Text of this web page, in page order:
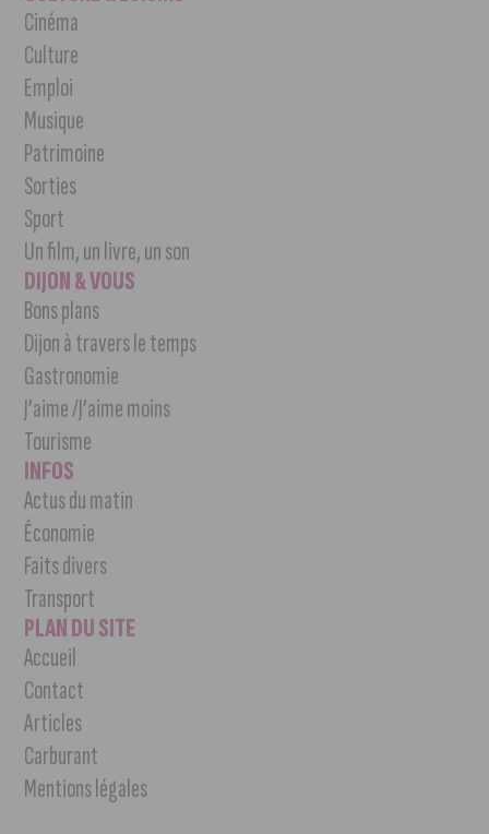
Cinéma
Culture
Emploi
Musique
Patrimoine
Sorties
Sport
Un film, un livre, un son
DIJON & VOUS
Bons plans
Dijon à travers le temps
Gastronomie
J’aime /J’aime moins
Tourisme
INFOS
Actus du matin
Économie
Faits divers
Transport
PLAN DU SITE
Accueil
Contact
Articles
Carburant
Mentions légales